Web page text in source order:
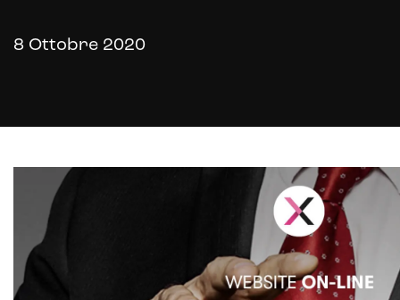
Payment gateway integration
8 Ottobre 2020